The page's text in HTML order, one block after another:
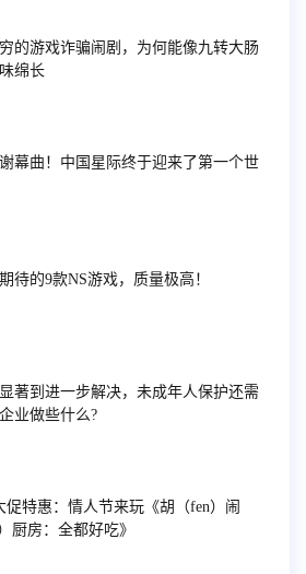
的游戏诈骗闹剧，为何能像九转大肠
绵长
幕曲！中国星际终于迎来了第一个世
待的9款NS游戏，质量极高！
著到进一步解决，未成年人保护还需
业做些什么?
促特惠：情人节来玩《胡（fen）闹
）厨房：全都好吃》